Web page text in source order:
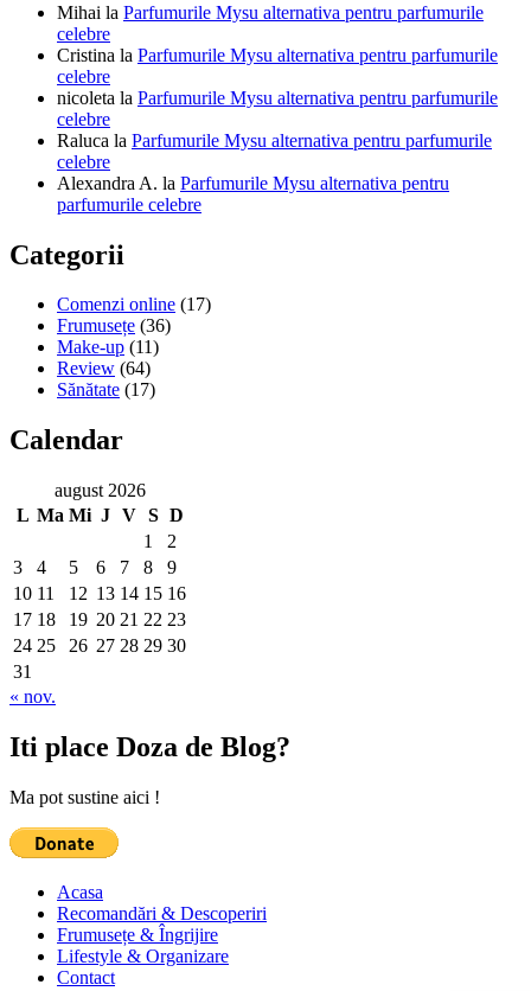
Mihai la Parfumurile Mysu alternativa pentru parfumurile
celebre
Cristina la Parfumurile Mysu alternativa pentru parfumurile
celebre
nicoleta la Parfumurile Mysu alternativa pentru parfumurile
celebre
Raluca la Parfumurile Mysu alternativa pentru parfumurile
celebre
Alexandra A. la Parfumurile Mysu alternativa pentru
parfumurile celebre
Categorii
Comenzi online (17)
Frumusețe (36)
Make-up (11)
Review (64)
Sănătate (17)
Calendar
august 2026
L Ma Mi J V S D
1
2
3
4 5 6 7 8
9
10 11 12 13 14 15 16
17 18 19 20 21 22 23
24 25 26 27 28 29 30
31
« nov.
Iti place Doza de Blog?
Ma pot sustine aici !
Acasa
Recomandări & Descoperiri
Frumusețe & Îngrijire
Lifestyle & Organizare
Contact